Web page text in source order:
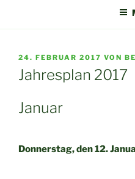
VERÖFFENTLICHT
AM
24. FEBRUAR 2017 VON
Jahresplan 2017
Januar
Donnerstag, den 12.